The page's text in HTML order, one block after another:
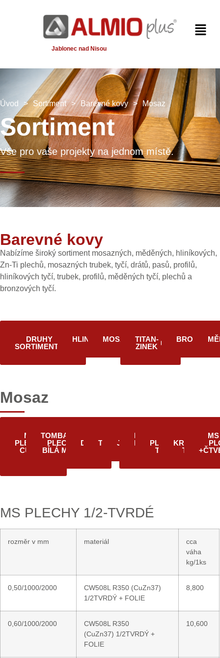
Jablonec nad Nisou
Úvod > Sortiment > Barevné kovy > Mosaz
Sortiment
Vše pro vaše projekty na jednom místě.
Barevné kovy
Nabízíme široký sortiment mosazných, měděných, hliníkových,
Zn-Ti plechů, mosazných trubek, tyčí, drátů, pasů, profilů,
hliníkových tyčí, trubek, profilů, měděných tyčí, plechů a
bronzových tyčí.
DRUHY
SORTIMENTU
HLINÍK MOSAZ
TITAN-
ZINEK
BRONZ
Mosaz
MS
PLECHY
CUZN
TOMBAKOVÉ
PLECHY +
BÍLÁ MOSAZ
DRÁTYTRUBKYJEKLY
MS
L +
PLOCHÉ
TYČE
KRUHOVÉ
TYČE
MS PLECHY 1/2-TVRDÉ
rozměr v mm materiál
cca
váha
kg/1ks
0,50/1000/2000
CW508L R350 (CuZn37)
1/2TVRDÝ + FOLIE
8,800
0,60/1000/2000
CW508L R350
(CuZn37) 1/2TVRDÝ +
FOLIE
10,600